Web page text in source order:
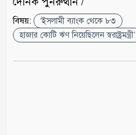
বিষয়:
‘ইসলামী ব্যাংক থেকে ৮৩
হাজার কোটি ঋণ নিয়েছিলেন স্বরাষ্ট্রমন্ত্রী’